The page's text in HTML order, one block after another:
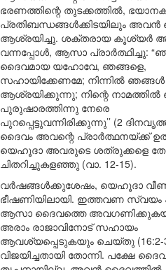
ഭരണത്തിന്റെ തുടക്കത്തിൽ,
പ്രതിബന്ധങ്ങൾക്കിടയിലും
ആശ്രയിച്ചു. ശക്തരായ കൂശ്യർ
വന്നപ്പോൾ, ആസാ പ്രാർത്ഥിച്ചു:
ദൈവമായ യഹോവേ, ഞങ്ങളെ,
സഹായിക്കേണമേ; നിന്നിൽ ഞങ്ങൾ
ആശ്രയിക്കുന്നു; നിന്റെ
പുരുഷാരത്തിന്നു നേരെ
പുറപ്പെട്ടുവന്നിരിക്കുന്നു’’ (2
ദൈവം അവന്റെ പ്രാർത്ഥനയ്ക്ക്
യെഹൂദാ അവരുടെ ശത്രുക്കളെ
ചിതറിച്ചുകളഞ്ഞു (വാ. 12-15).
വർഷങ്ങൾക്കുശേഷം, യെഹൂദാ
ഭീഷണിയിലായി. ഇത്തവണ സ്വയം
ആസാ ദൈവത്തെ
അരാം രാജാവിനോട് സഹായം
ആവശ്യപ്പെടുകയും ചെയ്തു
വിജയിച്ചതായി തോന്നി. പക്ഷേ